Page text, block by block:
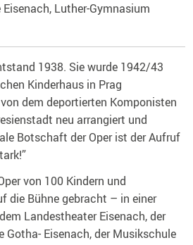
Luther-Gymnasium
1938. Sie wurde 1942/43
Kinderhaus in Prag
dem deportierten Komponisten
neu arrangiert und
Botschaft der Oper ist der Aufruf
von 100 Kindern und
die Bühne gebracht – in einer
Landestheater Eisenach, der
Gotha- Eisenach, der Musikschule